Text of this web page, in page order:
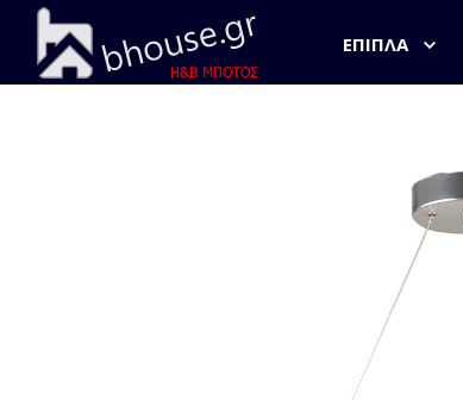
ΈΠΙΠΛΑ